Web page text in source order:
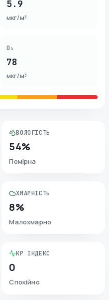
5.9
мкг/м³
O₃
78
мкг/м³
ВОЛОГІСТЬ
54%
Помірна
ХМАРНІСТЬ
8%
Малохмарно
KP ІНДЕКС
0
Спокійно